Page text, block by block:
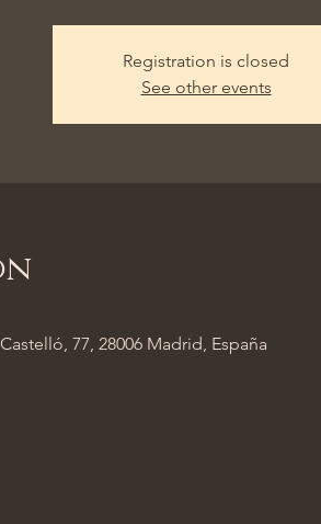
Registration is closed
See other events
77, 28006 Madrid, España